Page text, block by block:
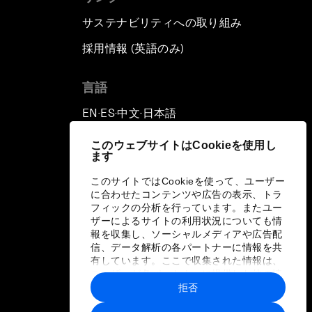
このウェブサイトはCookieを使用し
ます
このサイトではCookieを使って、ユーザー
に合わせたコンテンツや広告の表示、トラ
フィックの分析を行っています。またユー
ザーによるサイトの利用状況についても情
報を収集し、ソーシャルメディアや広告配
信、データ解析の各パートナーに情報を共
有しています。ここで収集された情報は、
ユーザーが各パートナーに提供した他の情
報や各パートナーのサービスを使用した際
に収集された情報と組み合わされ、各パー
拒否
サステナビリティへの取り組み
採用情報 (英語のみ)
言語
EN ▪ ES▪中文▪ 日本語